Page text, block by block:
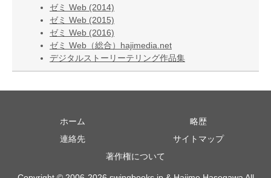
ゼミ Web (2014)
ゼミ Web (2015)
ゼミ Web (2016)
ゼミ Web（総合）hajimedia.net
デジタルストーリーテリング作品集
ホーム
略歴
連絡先
サイトマップ
著作権について